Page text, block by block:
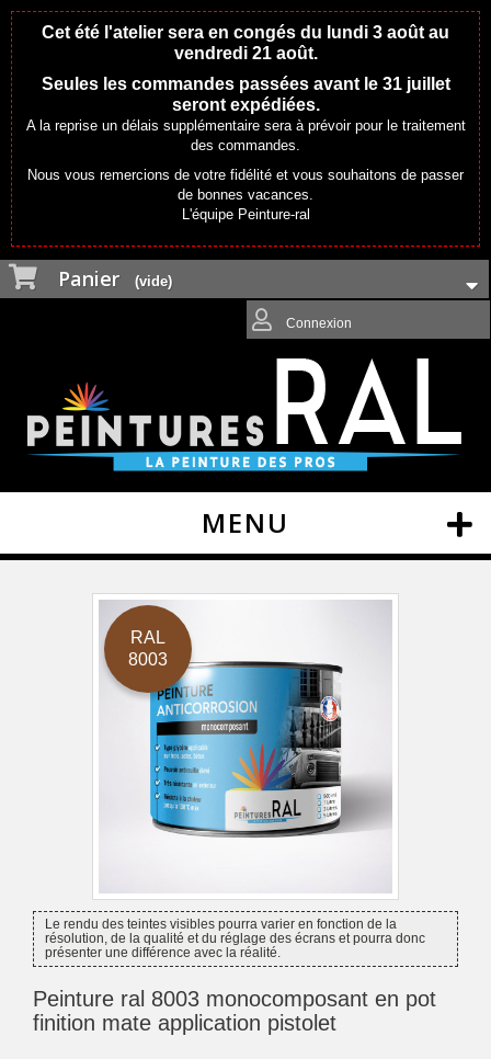
Cet été l'atelier sera en congés du lundi 3 août au
vendredi 21 août.
Seules les commandes passées avant le 31 juillet
seront expédiées.
A la reprise un délais supplémentaire sera à prévoir pour le traitement
des commandes.
Nous vous remercions de votre fidélité et vous souhaitons de passer
de bonnes vacances.
L'équipe Peinture-ral
Panier (vide)
Connexion
MENU
RAL
8003
Le rendu des teintes visibles pourra varier en fonction de la
résolution, de la qualité et du réglage des écrans et pourra donc
présenter une différence avec la réalité.
Peinture ral 8003 monocomposant en pot
finition mate application pistolet